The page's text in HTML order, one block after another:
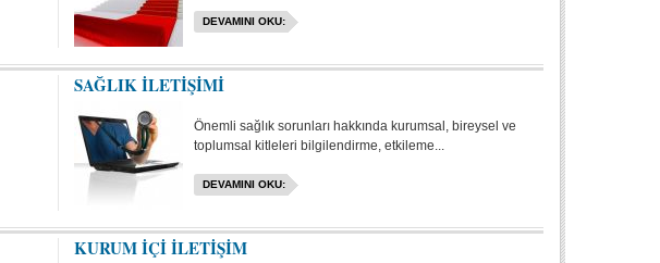
DEVAMINI OKU:
SAĞLIK İLETİŞİMİ
Önemli sağlık sorunları hakkında kurumsal, bireysel ve
toplumsal kitleleri bilgilendirme, etkileme...
DEVAMINI OKU:
KURUM İÇİ İLETİŞİM